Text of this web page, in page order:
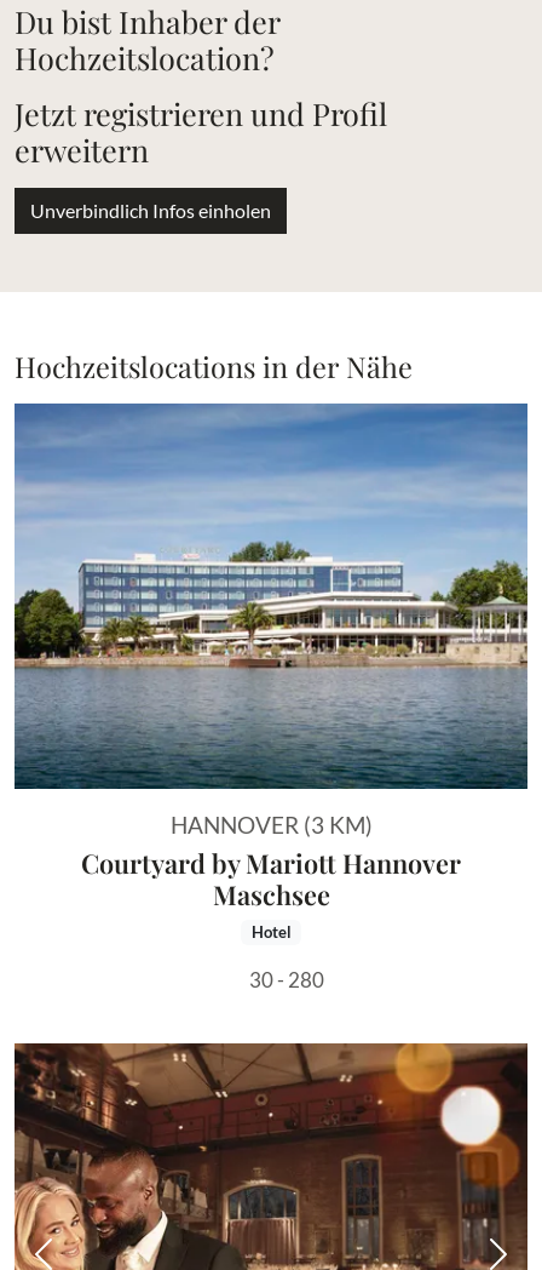
Du bist Inhaber der
Hochzeitslocation?
Jetzt registrieren und Profil
erweitern
Unverbindlich Infos einholen
Hochzeitslocations in der Nähe
HANNOVER (3 KM)
Courtyard by Mariott Hannover
Maschsee
Hotel
30 - 280